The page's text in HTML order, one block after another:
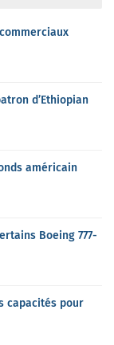
d’Ethiopian
américain
Boeing 777-
capacités pour